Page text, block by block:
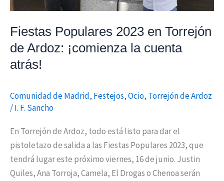
Fiestas Populares 2023 en Torrejón
de Ardoz: ¡comienza la cuenta
atrás!
Comunidad de Madrid, Festejos,Ocio, Torrejón de Ardoz
/I. F. Sancho
En Torrejón de Ardoz, todo está listo para dar el
pistoletazo de salida a las Fiestas Populares 2023, que
tendrá lugar este próximo viernes, 16 de junio. Justin
Quiles, Ana Torroja, Camela, El Drogas o Chenoa serán
cuenta
atrás!